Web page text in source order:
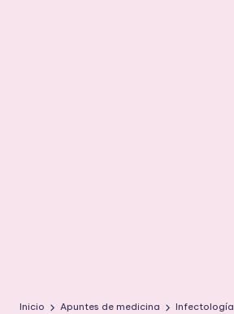
Inicio Apuntes de medicina Infectología